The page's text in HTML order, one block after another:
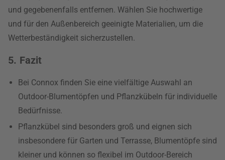
und gegebenenfalls entfernen. Wählen Sie hochwertige
und für den Außenbereich geeinigte Materialien, um die
Wetterbeständigkeit sicherzustellen.
5. Fazit
Bei Connox finden Sie eine vielfältige Auswahl an
Outdoor-Blumentöpfen und Pflanzkübeln für individuelle
Bedürfnisse.
Pflanzkübel sind besonders groß und eignen sich
insbesondere für Garten und Terrasse, Blumentöpfe sind
kleiner und können so flexibel im Outdoor-Bereich